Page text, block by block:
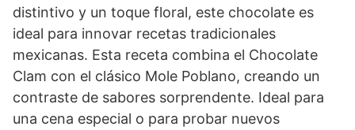
distintivo y un toque floral, este chocolate es
ideal para innovar recetas tradicionales
mexicanas. Esta receta combina el Chocolate
Clam con el clásico Mole Poblano, creando un
contraste de sabores sorprendente. Ideal para
una cena especial o para probar nuevos